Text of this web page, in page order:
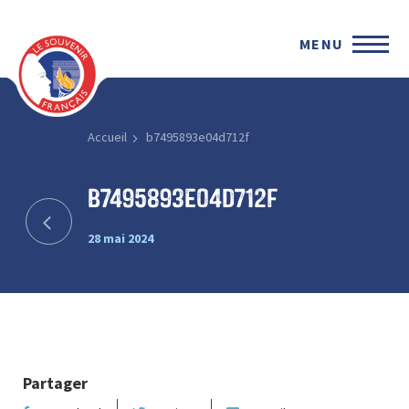
MENU
Accueil b7495893e04d712f
b7495893e04d712f
28 mai 2024
Partager